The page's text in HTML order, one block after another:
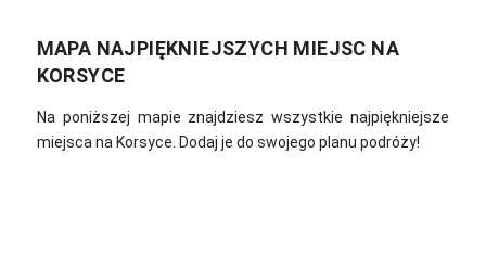
MAPA NAJPIĘKNIEJSZYCH MIEJSC NA
KORSYCE
Na poniższej mapie znajdziesz wszystkie najpiękniejsze
miejsca na Korsyce. Dodaj je do swojego planu podróży!